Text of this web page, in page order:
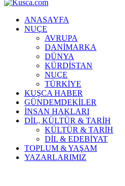
ANASAYFA
NUÇE
AVRUPA
DANİMARKA
DÜNYA
KÜRDİSTAN
NUÇE
TÜRKİYE
KUŞCA HABER
GÜNDEMDEKİLER
İNSAN HAKLARI
DİL, KÜLTÜR & TARİH
KÜLTÜR & TARİH
DİL & EDEBİYAT
TOPLUM & YAŞAM
YAZARLARIMIZ